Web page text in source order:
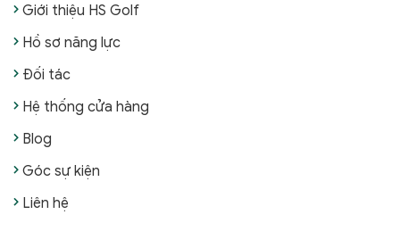
Giới thiệu HS Golf
Hồ sơ năng lực
Đối tác
Hệ thống cửa hàng
Blog
Góc sự kiện
Liên hệ